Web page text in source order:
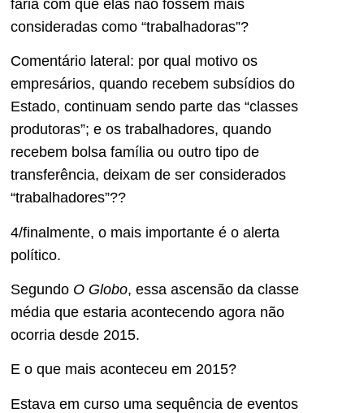
faria com que elas não fossem mais
consideradas como “trabalhadoras”?
Comentário lateral: por qual motivo os
empresários, quando recebem subsídios do
Estado, continuam sendo parte das “classes
produtoras”; e os trabalhadores, quando
recebem bolsa família ou outro tipo de
transferência, deixam de ser considerados
“trabalhadores”??
4/finalmente, o mais importante é o alerta
político.
Segundo O Globo, essa ascensão da classe
média que estaria acontecendo agora não
ocorria desde 2015.
E o que mais aconteceu em 2015?
Estava em curso uma sequência de eventos